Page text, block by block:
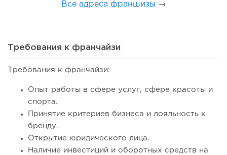
119 8 1
модели производства...
Все адреса франшизы →
Требования к франчайзи
Требования к франчайзи:
Опыт работы в сфере услуг, сфере красоты и
спорта.
Принятие критериев бизнеса и лояльность к
бренду.
Открытие юридического лица.
Наличие инвестиций и оборотных средств на